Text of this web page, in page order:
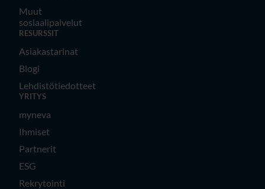
Muut
sosiaalipalvelut
RESURSSIT
Asiakastarinat
Blogi
Lehdistötiedotteet
YRITYS
myneva
Ihmiset
Partnerit
ESG
Rekrytointi